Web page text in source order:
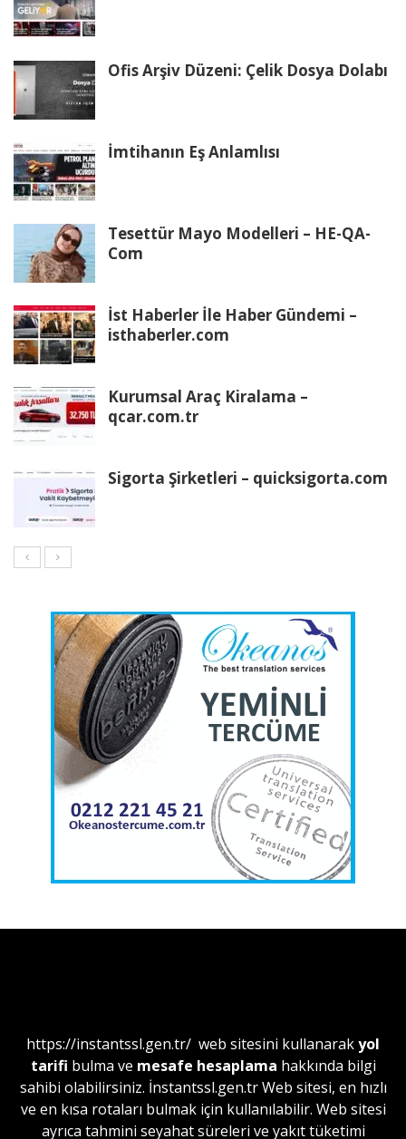
Ofis Arşiv Düzeni: Çelik Dosya Dolabı
İmtihanın Eş Anlamlısı
Tesettür Mayo Modelleri – HE-QA-
Com
İst Haberler İle Haber Gündemi –
isthaberler.com
Kurumsal Araç Kiralama –
qcar.com.tr
Sigorta Şirketleri – quicksigorta.com
https://instantssl.gen.tr/ web sitesini kullanarakyol
tarifi bulma ve mesafe hesaplama hakkında bilgi
sahibi olabilirsiniz. İnstantssl.gen.tr Web sitesi, en hızlı
ve en kısa rotaları bulmak için kullanılabilir. Web sitesi
ayrıca tahmini seyahat süreleri ve yakıt tüketimi